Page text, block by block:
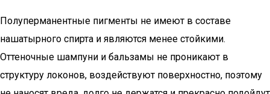
Полуперманентные пигменты не имеют в составе
нашатырного спирта и являются менее стойкими.
Оттеночные шампуни и бальзамы не проникают в
структуру локонов, воздействуют поверхностно, поэтому